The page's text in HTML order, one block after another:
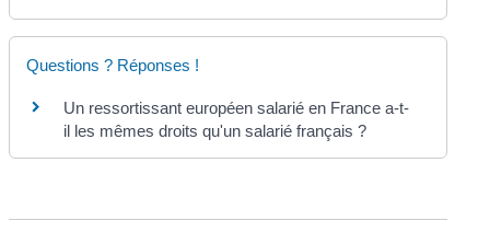
Questions ? Réponses !
Un ressortissant européen salarié en France a-t-
il les mêmes droits qu'un salarié français ?